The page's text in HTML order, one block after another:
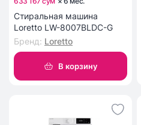
Стиральная машина
Loretto LW-8007BLDC-G
Бренд: Loretto
В корзину